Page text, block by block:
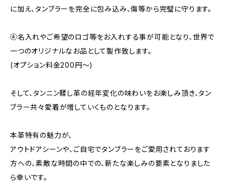
に加え、タンブラーを完全に包み込み、傷等から完璧に守ります。
④名入れやご希望のロゴ等をお入れする事が可能となり、世界で
一つのオリジナルなお品として製作致します。
(オプション料金200円〜)
そして、タンニン鞣し革の経年変化の味わいをお楽しみ頂き、タン
ブラー共々愛着が増していくものとなります。
本革特有の魅力が、
アウトドアシーンや、ご自宅でタンブラーをご愛用されております
方への、素敵な時間の中での、新たな楽しみの要素となりました
ら幸いです。